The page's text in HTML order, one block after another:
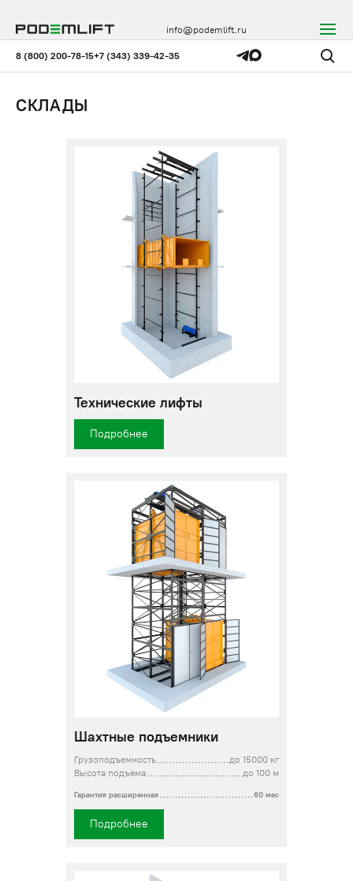
8 (800) 200-78-15+7 (343) 339-42-35
info@podemlift.ru
СКЛАДЫ
Технические лифты
Подробнее
Шахтные подъемники
Грузоподъемность
до 15000 кг
Высота подъема
до 100 м
Гарантия расширенная 60 мес
Подробнее